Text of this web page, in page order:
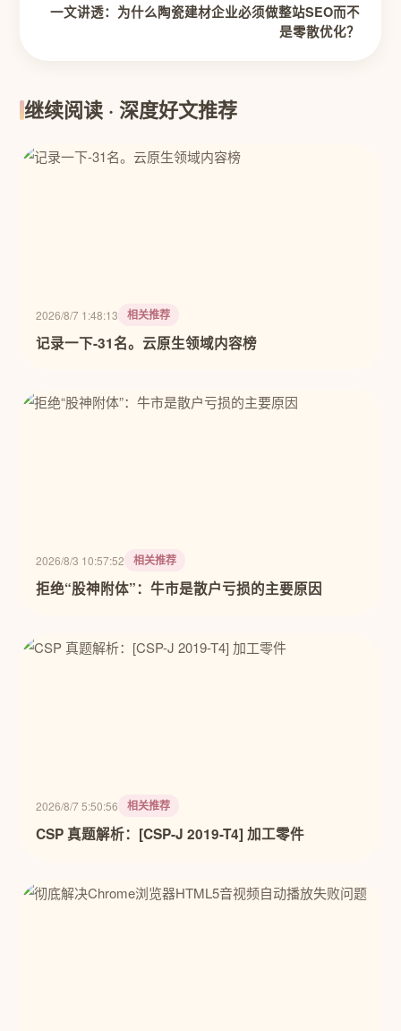
一文讲透：为什么陶瓷建材企业必须做整站SEO而不
是零散优化？
继续阅读 · 深度好文推荐
2026/8/7 1:48:13 相关推荐
记录一下-31名。云原生领域内容榜
2026/8/3 10:57:52 相关推荐
拒绝“股神附体”：牛市是散户亏损的主要原因
2026/8/7 5:50:56 相关推荐
CSP 真题解析：[CSP-J 2019-T4] 加工零件